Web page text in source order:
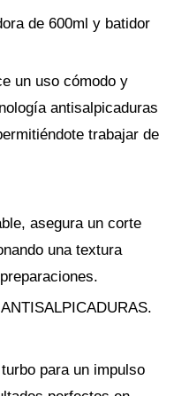
de 600ml y batidor
un uso cómodo y
antisalpicaduras
trabajar de
asegura un corte
una textura
para un impulso